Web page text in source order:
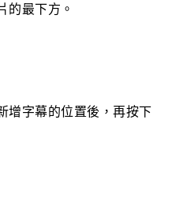
的最下方。
增字幕的位置後，再按下